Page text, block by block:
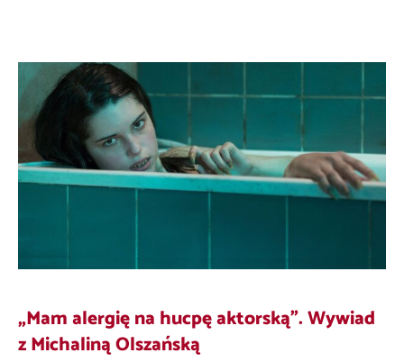
„Mam alergię na hucpę aktorską”. Wywiad
z Michaliną Olszańską